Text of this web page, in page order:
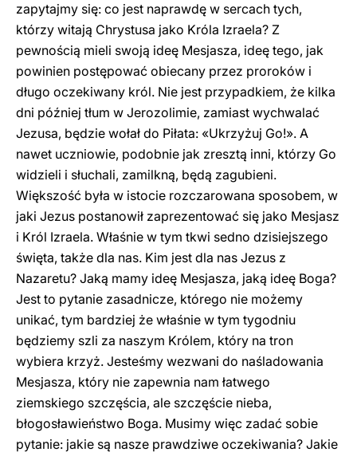
zapytajmy się: co jest naprawdę w sercach tych,
którzy witają Chrystusa jako Króla Izraela? Z
pewnością mieli swoją ideę Mesjasza, ideę tego, jak
powinien postępować obiecany przez proroków i
długo oczekiwany król. Nie jest przypadkiem, że kilka
dni później tłum w Jerozolimie, zamiast wychwalać
Jezusa, będzie wołał do Piłata: «Ukrzyżuj Go!». A
nawet uczniowie, podobnie jak zresztą inni, którzy Go
widzieli i słuchali, zamilkną, będą zagubieni.
Większość była w istocie rozczarowana sposobem, w
jaki Jezus postanowił zaprezentować się jako Mesjasz
i Król Izraela. Właśnie w tym tkwi sedno dzisiejszego
święta, także dla nas. Kim jest dla nas Jezus z
Nazaretu? Jaką mamy ideę Mesjasza, jaką ideę Boga?
Jest to pytanie zasadnicze, którego nie możemy
unikać, tym bardziej że właśnie w tym tygodniu
będziemy szli za naszym Królem, który na tron
wybiera krzyż. Jesteśmy wezwani do naśladowania
Mesjasza, który nie zapewnia nam łatwego
ziemskiego szczęścia, ale szczęście nieba,
błogosławieństwo Boga. Musimy więc zadać sobie
pytanie: jakie są nasze prawdziwe oczekiwania? Jakie